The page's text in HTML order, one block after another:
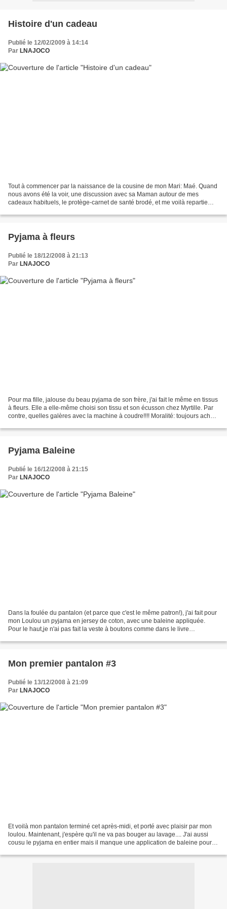
Histoire d'un cadeau
Publié le 12/02/2009 à 14:14
Par LNAJOCO
Tout à commencer par la naissance de la cousine de mon Mari: Maé. Quand
nous avons été la voir, une discussion avec sa Maman autour de mes
cadeaux habituels, le protège-carnet de santé brodé, et me voilà repartie
Pyjama à fleurs
Publié le 18/12/2008 à 21:13
Par LNAJOCO
Pour ma fille, jalouse du beau pyjama de son frère, j'ai fait le même en tissus
à fleurs. Elle a elle-même choisi son tissu et son écusson chez Myrtille. Par
contre, quelles galères avec la machine à coudre!!!! Moralité: toujours acheté
Pyjama Baleine
Publié le 16/12/2008 à 21:15
Par LNAJOCO
Dans la foulée du pantalon (et parce que c'est le même patron!), j'ai fait pour
mon Loulou un pyjama en jersey de coton, avec une baleine appliquée.
Pour le haut,je n'ai pas fait la veste à boutons comme dans le livre
Mon premier pantalon #3
Publié le 13/12/2008 à 21:09
Par LNAJOCO
Et voilà mon pantalon terminé cet après-midi, et porté avec plaisir par mon
loulou. Maintenant, j'espère qu'il ne va pas bouger au lavage.... J'ai aussi
cousu le pyjama en entier mais il manque une application de baleine pour